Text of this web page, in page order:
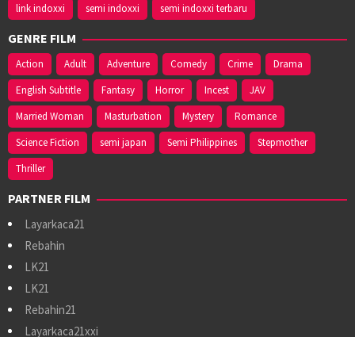
link indoxxi
semi indoxxi semi indoxxi terbaru
GENRE FILM
Action Adult Adventure Comedy Crime
Drama
English Subtitle
Fantasy Horror Incest
JAV
Married Woman
Masturbation Mystery
Romance
Science Fiction
semi japan Semi Philippines
Stepmother
Thriller
PARTNER FILM
Layarkaca21
Rebahin
LK21
LK21
Rebahin21
Layarkaca21xxi